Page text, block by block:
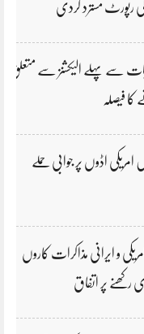
کی رپورٹ مسترد کردی
سے پہلے الیکشنز سے متعلق
کا فیصلہ
اڈوں پر جوابی حملے
و ایرانی مذاکرات کاروں
پر اتفاق